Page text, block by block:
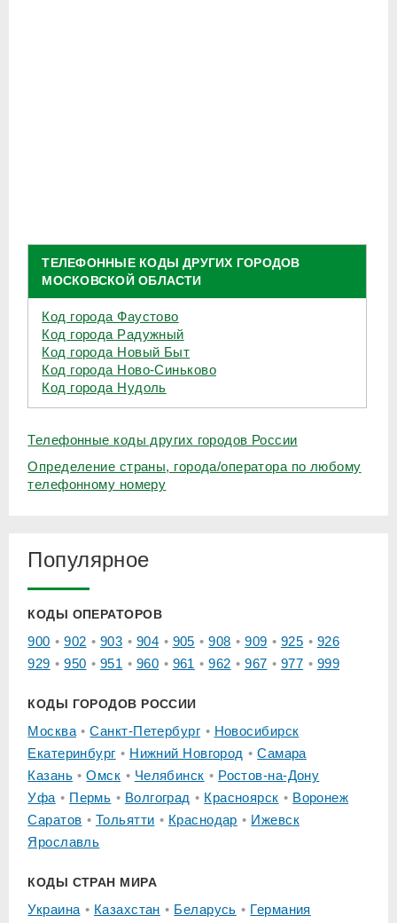
ТЕЛЕФОННЫЕ КОДЫ ДРУГИХ ГОРОДОВ
МОСКОВСКОЙ ОБЛАСТИ
Код города Фаустово
Код города Радужный
Код города Новый Быт
Код города Ново-Синьково
Код города Нудоль
Телефонные коды других городов России
Определение страны, города/оператора по любому
телефонному номеру
Популярное
КОДЫ ОПЕРАТОРОВ
900 902 903 904 905 908 909 925
926
929
950 951 960 961 962 967 977 999
КОДЫ ГОРОДОВ РОССИИ
Москва Санкт-Петербург
Новосибирск
Екатеринбург
Нижний Новгород
Самара
Казань
Омск Челябинск
Ростов-на-Дону
Уфа
Пермь Волгоград Красноярск
Воронеж
Саратов
Тольятти Краснодар
Ижевск
Ярославль
КОДЫ СТРАН МИРА
Украина Казахстан Беларусь Германия